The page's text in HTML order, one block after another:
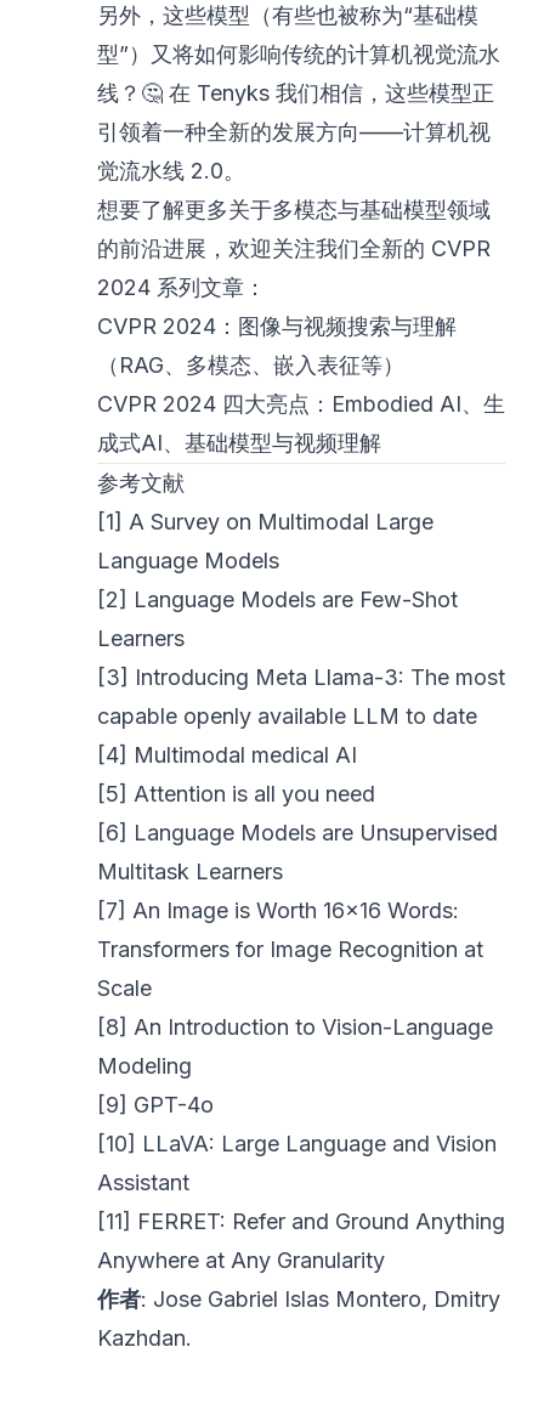
另外，这些模型（有些也被称为“基础模
型”）又将如何影响传统的计算机视觉流水
线？ 🤔 在 Tenyks 我们相信，这些模型正
引领着一种全新的发展方向——计算机视
觉流水线 2.0。
想要了解更多关于多模态与基础模型领域
的前沿进展，欢迎关注我们全新的 CVPR
2024 系列文章：
CVPR 2024：图像与视频搜索与理解
（RAG、多模态、嵌入表征等）
CVPR 2024 四大亮点：Embodied AI、生
成式AI、基础模型与视频理解
参考文献
[1] A Survey on Multimodal Large
Language Models
[2] Language Models are Few-Shot
Learners
[3] Introducing Meta Llama-3: The most
capable openly available LLM to date
[4] Multimodal medical AI
[5] Attention is all you need
[6] Language Models are Unsupervised
Multitask Learners
[7] An Image is Worth 16×16 Words:
Transformers for Image Recognition at
Scale
[8] An Introduction to Vision-Language
Modeling
[9] GPT-4o
[10] LLaVA: Large Language and Vision
Assistant
[11] FERRET: Refer and Ground Anything
Anywhere at Any Granularity
作者: Jose Gabriel Islas Montero, Dmitry
Kazhdan.